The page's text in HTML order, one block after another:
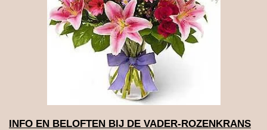
INFO EN BELOFTEN BIJ DE VADER-ROZENKRANS